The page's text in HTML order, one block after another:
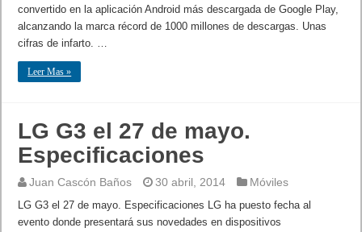
convertido en la aplicación Android más descargada de Google Play,
alcanzando la marca récord de 1000 millones de descargas. Unas
cifras de infarto. …
Leer Mas »
LG G3 el 27 de mayo.
Especificaciones
Juan Cascón Baños 30 abril, 2014 Móviles
LG G3 el 27 de mayo. Especificaciones LG ha puesto fecha al
evento donde presentará sus novedades en dispositivos